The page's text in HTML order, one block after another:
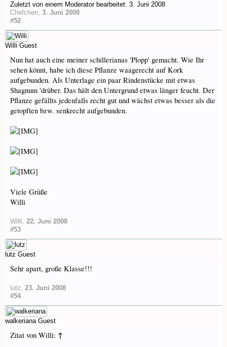
Zuletzt von einem Moderator bearbeitet: 3. Juni 2008
Chefchen, 3. Juni 2008
#52
Willi Guest
Nun hat auch eine meiner schillerianas 'Plopp' gemacht. Wie Ihr
sehen könnt, habe ich diese Pflanze waagerecht auf Kork
aufgebunden. Als Unterlage ein paar Rindenstücke mit etwas
Shagnum 'drüber. Das hält den Untergrund etwas länger feucht. Der
Pflanze gefällts jedenfalls recht gut und wächst etwas besser als die
getopften bzw. senkrecht aufgebunden.
Viele Grüße
Willi
Willi, 22. Juni 2008
#53
lutz Guest
Sehr apart, große Klasse!!!
lutz, 23. Juni 2008
#54
walkeriana Guest
Zitat von Willi: ↑